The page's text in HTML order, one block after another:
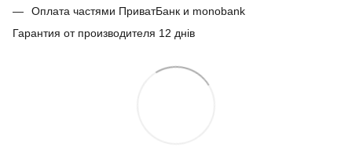
Оплата частями ПриватБанк и monobank
Гарантия от производителя 12 днів